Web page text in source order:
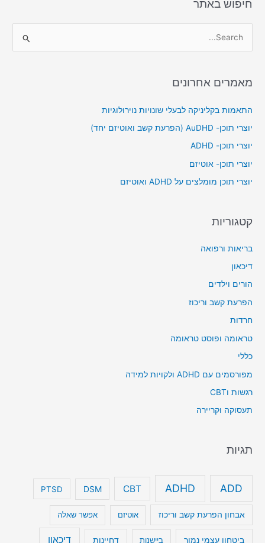
חיפוש באתר
r
o
r
:
מאמרים אחרונים
התאמות בקליניקה לבעלי שונויות נוירולוגיות
יוצרי תוכן- AuDHD (הפרעת קשב ואוטיזם יחד)
יוצרי תוכן- ADHD
יוצרי תוכן- אוטיזם
יוצרי תוכן מומלצים על ADHD ואוטיזם
קטגוריות
בריאות ורפואה
דיכאון
הורים וילדים
הפרעת קשב וריכוז
חרדות
טראומה ופוסט טראומה
כללי
מפורסמים עם ADHD ולקויות למידה
רגשות וCBT
תעסוקה וקריירה
תגיות
ADD
ADHD
CBT
DSM
PTSD
אבחון הפרעת קשב וריכוז אוטיזם אפשר שאלה
ביטחון עצמי נמוך ביישנות דחיינות דיכאון